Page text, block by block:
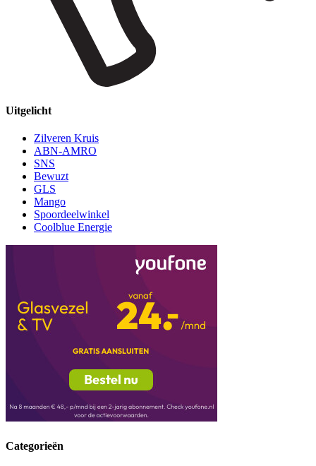
Uitgelicht
Zilveren Kruis
ABN-AMRO
SNS
Bewuzt
GLS
Mango
Spoordeelwinkel
Coolblue Energie
Categorieën